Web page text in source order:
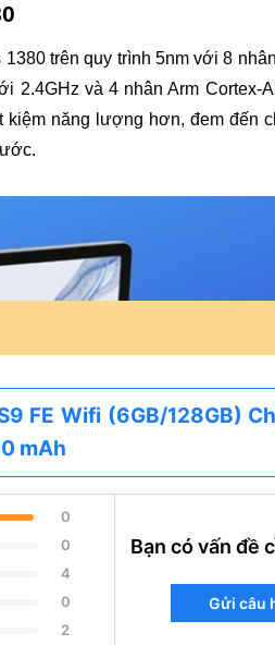
trên quy trình 5nm với 8
2.4GHz và 4 nhân Arm Cortex-
năng lượng hơn, đem đến
FE Wifi (6GB/128GB)
mAh
0
0
4
0
2
Bạn có vấn đề
Gửi câu